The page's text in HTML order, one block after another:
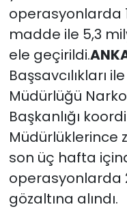
operasyonlarda
madde ile 5,3
ele geçirildi.
Başsavcılıkları
Müdürlüğü
Başkanlığı
Müdürlüklerince
son üç hafta
operasyonlarda
gözaltına alındı.